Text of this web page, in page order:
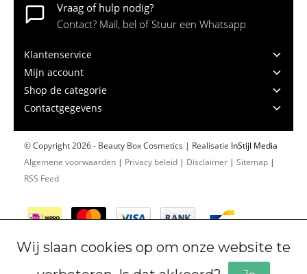
Vraag of hulp nodig?
Contact? Mail, bel of Stuur een Whatsapp
Klantenservice
Mijn account
Shop de categorie
Contactgegevens
© Copyright 2026 - Beauty Box Cosmetics | Realisatie InStijl Media
Algemene voorwaarden | Privacy beleid | Disclaimer | Sitemap |
RSS Feed
Wij slaan cookies op om onze website te